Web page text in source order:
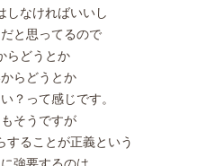
しなければいいし
と思ってるので
らどうとか
らどうとか
？って感じです。
そうですが
することが正義という